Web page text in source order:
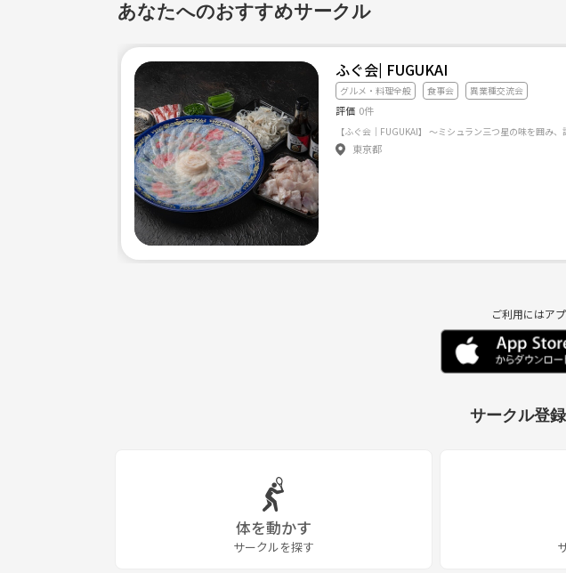
あなたへのおすすめサークル
ふぐ会| FUGUKAI
グルメ・料理全般 食事会 異業種交流会
評価 0件
東京都
ご利用にはア
サークル登
体を動かす
サークルを探す